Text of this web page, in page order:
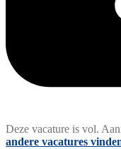
Deze vacature is vol.
andere vacatures